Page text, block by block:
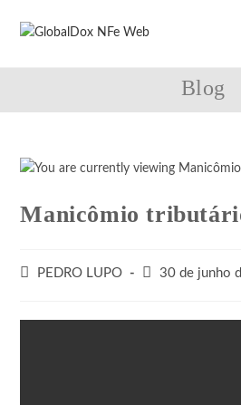
Blog
Manicômio
PEDRO LUPO 30 de junho